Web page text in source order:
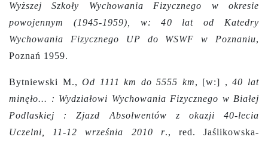
Wyższej Szkoły Wychowania Fizycznego w okresie
powojennym (1945-1959), w: 40 lat od Katedry
Wychowania Fizycznego UP do WSWF w Poznaniu,
Poznań 1959.
Bytniewski M.,Od 1111 km do 5555 km, [w:] ,40 lat
minęło... : Wydziałowi Wychowania Fizycznego w Białej
Podlaskiej : Zjazd Absolwentów z okazji 40-lecia
Uczelni, 11-12 września 2010 r., red. Jaślikowska-